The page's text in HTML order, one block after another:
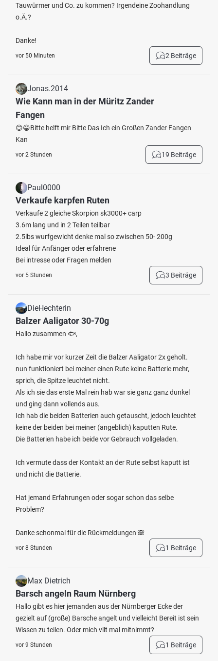
Tauwürmer und Co. zu kommen? Irgendeine Zoohandlung
o.Ä.?
Danke!
vor 50 Minuten 2 Beiträge
Jonas.2014
Wie Kann man in der Müritz Zander
Fangen
😊😁Bitte helft mir Bitte Das Ich ein Großen Zander Fangen
Kan
vor 2 Stunden 19 Beiträge
Paul0000
Verkaufe karpfen Ruten
Verkaufe 2 gleiche Skorpion sk3000+ carp
3.6m lang und in 2 Teilen teilbar
2.5lbs wurfgewicht denke mal so zwischen 50- 200g
Ideal für Anfänger oder erfahrene
Bei intresse oder Fragen melden
vor 5 Stunden 3 Beiträge
DieHechterin
Balzer Aaligator 30-70g
Hallo zusammen 🐟,
Ich habe mir vor kurzer Zeit die Balzer Aaligator 2x geholt.
nun funktioniert bei meiner einen Rute keine Batterie mehr,
sprich, die Spitze leuchtet nicht.
Als ich sie das erste Mal rein hab war sie ganz ganz dunkel
und ging dann vollends aus.
Ich hab die beiden Batterien auch getauscht, jedoch leuchtet
keine der beiden bei meiner (angeblich) kaputten Rute.
Die Batterien habe ich beide vor Gebrauch vollgeladen.
Ich vermute dass der Kontakt an der Rute selbst kaputt ist
und nicht die Batterie.
Hat jemand Erfahrungen oder sogar schon das selbe
Problem?
Danke schonmal für die Rückmeldungen 🙈
vor 8 Stunden 1 Beiträge
Max Dietrich
Barsch angeln Raum Nürnberg
Hallo gibt es hier jemanden aus der Nürnberger Ecke der
gezielt auf (große) Barsche angelt und vielleicht Bereit ist sein
Wissen zu teilen. Oder mich vllt mal mitnimmt?
vor 9 Stunden 1 Beiträge